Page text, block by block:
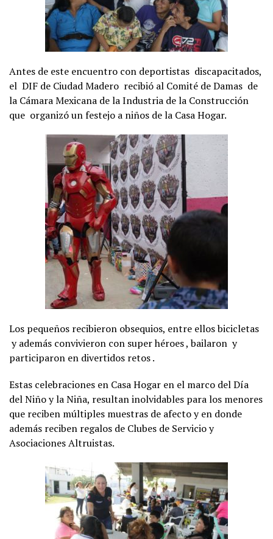
Antes de este encuentro con deportistas discapacitados,
el DIF de Ciudad Madero recibió al Comité de Damas de
la Cámara Mexicana de la Industria de la Construcción
que organizó un festejo a niños de la Casa Hogar.
Los pequeños recibieron obsequios, entre ellos bicicletas
y además convivieron con super héroes , bailaron y
participaron en divertidos retos .
Estas celebraciones en Casa Hogar en el marco del Día
del Niño y la Niña, resultan inolvidables para los menores
que reciben múltiples muestras de afecto y en donde
además reciben regalos de Clubes de Servicio y
Asociaciones Altruistas.